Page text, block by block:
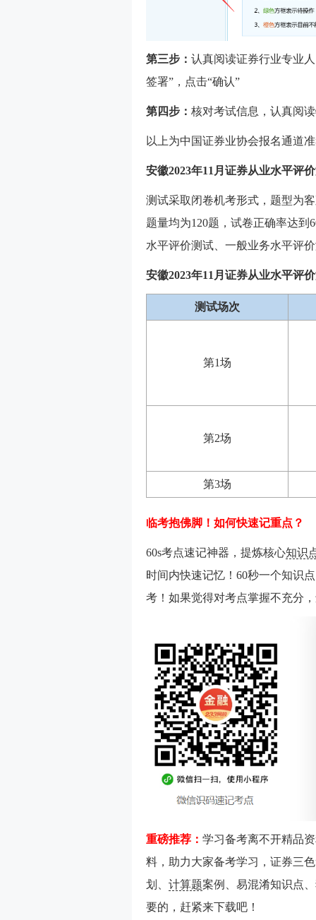
第三步： 认真阅读证券行业专业
签署”，点击“确认”
第四步： 核对考试信息，认真阅
以上为中国证券业协会报名通道
安徽2023年11月证券从业水平评
测试采取闭卷机考形式，题型为
题量均为120题，试卷正确率达到
水平评价测试、一般业务水平评
安徽2023年11月证券从业水平评
测试场次
第1场
第2场
第3场
临考抱佛脚！如何快速记重点？
60s考点速记神器，提炼核心知识
时间内快速记忆！60秒一个知识
考！如果觉得对考点掌握不充分
重磅推荐： 学习备考离不开精品
料，助力大家备考学习，证券三
划、 计算题案例、易混淆知识点
要的，赶紧来下载吧！